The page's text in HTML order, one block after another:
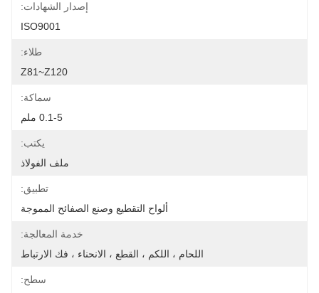
إصدار الشهادات:
ISO9001
طلاء:
Z81~Z120
سماكة:
0.1-5 ملم
يكتب:
ملف الفولاذ
تطبيق:
ألواح التقطيع وصنع الصفائح المموجة
خدمة المعالجة:
اللحام ، اللكم ، القطع ، الانحناء ، فك الارتباط
سطح: